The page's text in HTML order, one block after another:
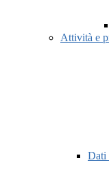
Attività e
Dati